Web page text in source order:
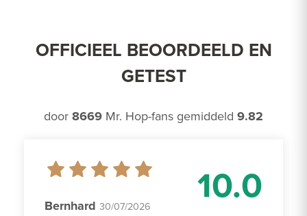
OFFICIEEL BEOORDEELD EN
GETEST
door 8669 Mr. Hop-fans gemiddeld 9.82
10.0
Bernhard 30/07/2026